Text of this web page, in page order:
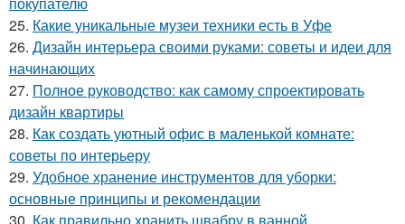
25. Какие уникальные музеи техники есть в Уфе
26. Дизайн интерьера своими руками: советы и идеи для
начинающих
27. Полное руководство: как самому спроектировать
дизайн квартиры
28. Как создать уютный офис в маленькой комнате:
советы по интерьеру
29. Удобное хранение инструментов для уборки:
основные принципы и рекомендации
30. Как правильно хранить швабру в ванной